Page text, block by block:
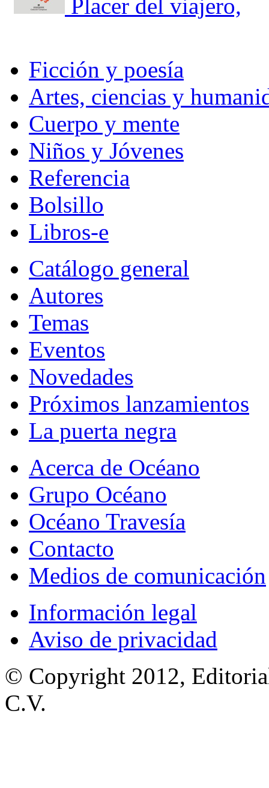
Placer del viajero,
Ficción y poesía
Artes, ciencias y
Cuerpo y mente
Niños y Jóvenes
Referencia
Bolsillo
Libros-e
Catálogo general
Autores
Temas
Eventos
Novedades
Próximos lanzamientos
La puerta negra
Acerca de Océano
Grupo Océano
Océano Travesía
Contacto
Medios de comunicación
Información legal
Aviso de privacidad
© Copyright 2012,
C.V.